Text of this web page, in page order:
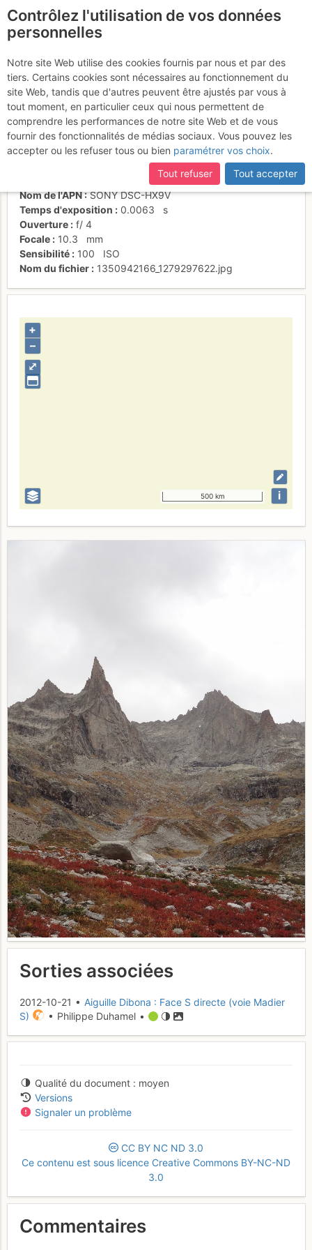
Couleurs d'automne
Activités
Date/heure
21 oct. 2012 17:18
Contributeur
Stochastic
individuel (CC by-nc-nd)
Nom de l'APN
SONY DSC-HX9V
Temps d'exposition
0.0063
s
Ouverture
f/ 4
Focale
10.3
mm
Sensibilité
100
ISO
Nom du fichier
1350942166_1279297622.jpg
⤢
+
–
500 km i
Sorties associées
2012-10-21 • Aiguille Dibona : Face S directe (voie Madier
S)
• Philippe Duhamel •
Qualité du document
moyen
Versions
Signaler un problème
CC BY NC ND 3.0
Ce contenu est sous licence Creative Commons BY-NC-ND
3.0
Commentaires
Contrôlez l'utilisation de vos données
personnelles
Notre site Web utilise des cookies fournis par nous et par des
tiers. Certains cookies sont nécessaires au fonctionnement du
site Web, tandis que d'autres peuvent être ajustés par vous à
tout moment, en particulier ceux qui nous permettent de
comprendre les performances de notre site Web et de vous
fournir des fonctionnalités de médias sociaux. Vous pouvez les
accepter ou les refuser tous ou bien paramétrer vos choix.
Tout refuser
Tout accepter